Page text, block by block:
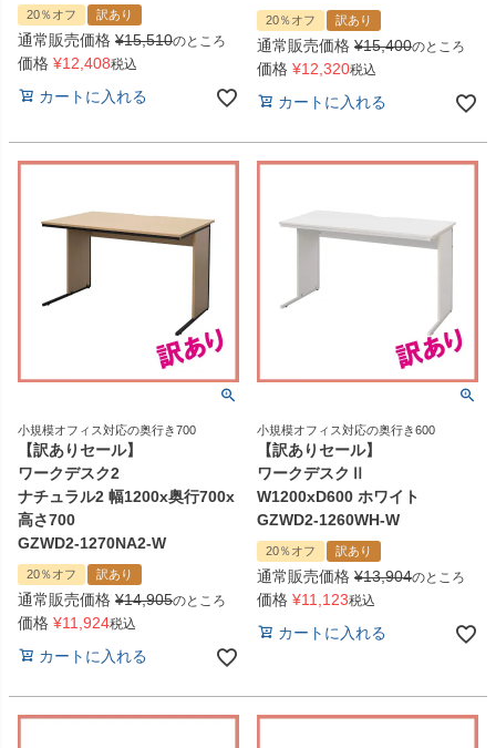
20％オフ 訳あり
通常販売価格 ¥15,510のところ
価格 ¥12,408税込
カートに入れる
20％オフ 訳あり
通常販売価格 ¥15,400のところ
価格 ¥12,320税込
カートに入れる
小規模オフィス対応の奥行き700
【訳ありセール】
ワークデスク2
ナチュラル2 幅1200x奥行700x
高さ700
GZWD2-1270NA2-W
20％オフ 訳あり
通常販売価格 ¥14,905のところ
価格 ¥11,924税込
カートに入れる
小規模オフィス対応の奥行き600
【訳ありセール】
ワークデスクⅡ
W1200xD600 ホワイト
GZWD2-1260WH-W
20％オフ 訳あり
通常販売価格 ¥13,904のところ
価格 ¥11,123税込
カートに入れる